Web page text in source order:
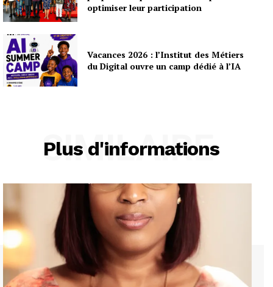
optimiser leur participation
Vacances 2026 : l’Institut des Métiers
du Digital ouvre un camp dédié à l’IA
Plus d'informations
SIMILAIRE